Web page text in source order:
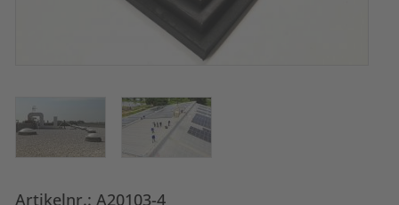
Artikelnr.: A20103-4